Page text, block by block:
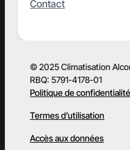
Contact
© 2025 Climatisation
RBQ: 5791-4178-01
Politique de confidentialité
Termes d’utilisation
Accès aux données